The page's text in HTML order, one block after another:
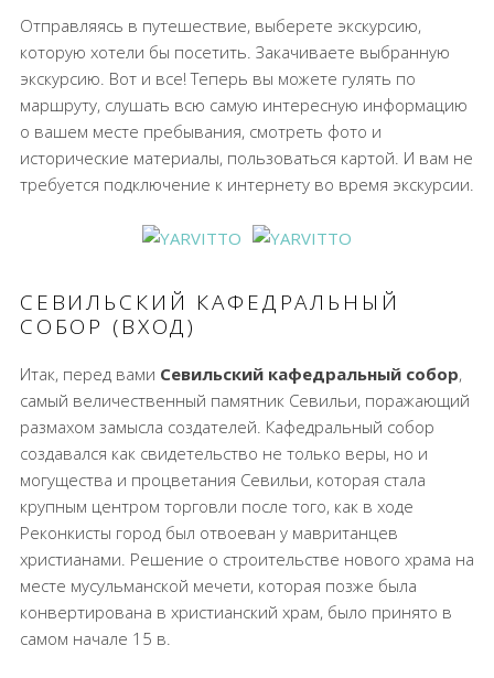
Отправляясь в путешествие, выберете экскурсию,
которую хотели бы посетить. Закачиваете выбранную
экскурсию. Вот и все! Теперь вы можете гулять по
маршруту, слушать всю самую интересную информацию
о вашем месте пребывания, смотреть фото и
исторические материалы, пользоваться картой. И вам не
требуется подключение к интернету во время экскурсии.
СЕВИЛЬСКИЙ КАФЕДРАЛЬНЫЙ
СОБОР (ВХОД)
Итак, перед вами Севильский кафедральный собор,
самый величественный памятник Севильи, поражающий
размахом замысла создателей. Кафедральный собор
создавался как свидетельство не только веры, но и
могущества и процветания Севильи, которая стала
крупным центром торговли после того, как в ходе
Реконкисты город был отвоеван у мавританцев
христианами. Решение о строительстве нового храма на
месте мусульманской мечети, которая позже была
конвертирована в христианский храм, было принято в
самом начале 15 в.